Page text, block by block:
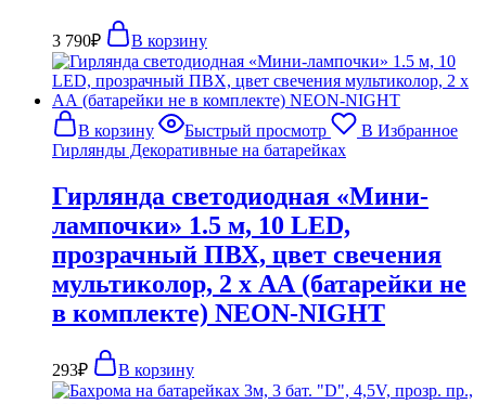
3 790₽ В корзину
В корзину Быстрый просмотр
В Избранное
Гирлянды Декоративные на батарейках
Гирлянда светодиодная «Мини-
лампочки» 1.5 м, 10 LED,
прозрачный ПВХ, цвет свечения
мультиколор, 2 х АА (батарейки не
в комплекте) NEON-NIGHT
293₽ В корзину